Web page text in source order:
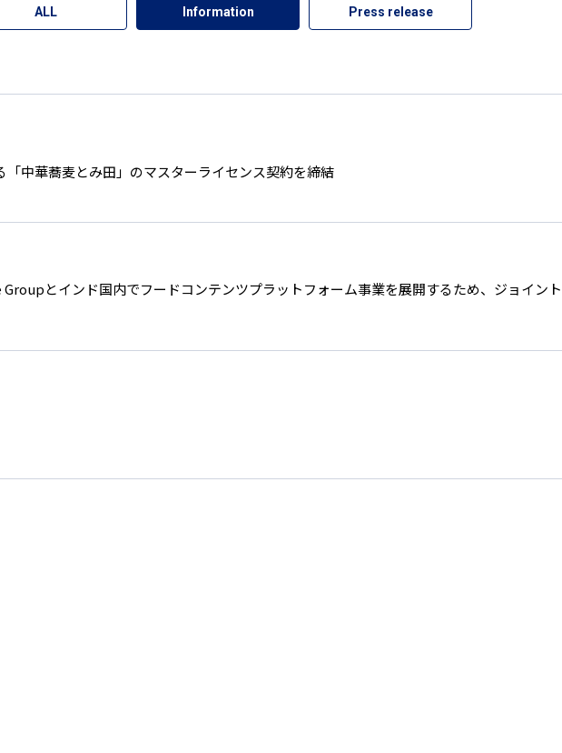
ALL Information Press release
中華蕎麦とみ田」のマスターライセンス契約を締結
とインド国内でフードコンテンツプラットフォーム事業を展開するため、ジョイン